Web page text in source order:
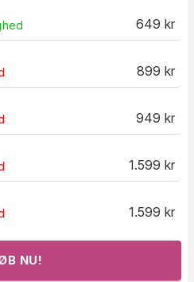
649 kr
899 kr
949 kr
1.599 kr
1.599 kr
NU!